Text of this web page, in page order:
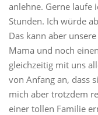
anlehne. Gerne laufe
Stunden. Ich würde
Das kann aber
Mama und noch
gleichzeitig mit uns
von Anfang an, dass
mich aber trotzdem
einer tollen Familie